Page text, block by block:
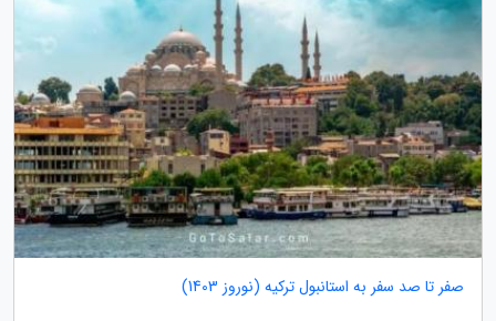
صفر تا صد سفر به استانبول ترکیه (نوروز 1403)